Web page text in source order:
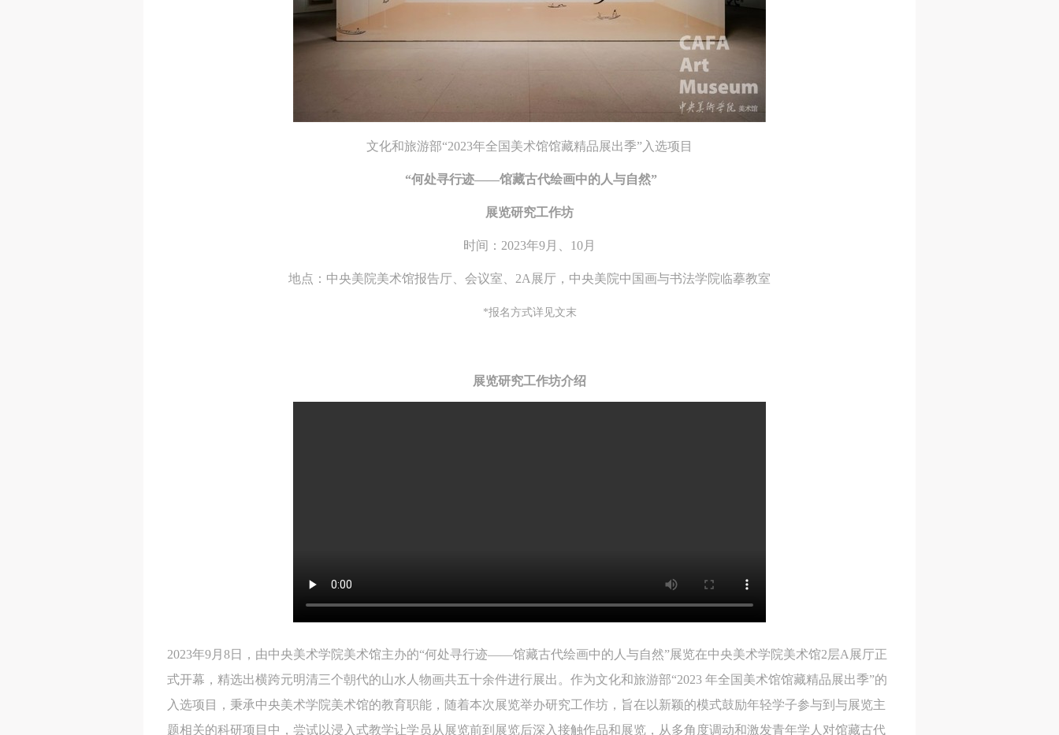
文化和旅游部“2023年全国美术馆馆藏精品展出季”入选项目
“何处寻行迹——馆藏古代绘画中的人与自然”
展览研究工作坊
时间：2023年9月、10月
地点：中央美院美术馆报告厅、会议室、2A展厅，中央美院中国画与书法学院临摹教室
*报名方式详见文末
展览研究工作坊介绍
2023年9月8日，由中央美术学院美术馆主办的“何处寻行迹——馆藏古代绘画中的人与自然”展览在中央美术学院美术馆2层A展厅正
式开幕，精选出横跨元明清三个朝代的山水人物画共五十余件进行展出。作为文化和旅游部“2023 年全国美术馆馆藏精品展出季”的
入选项目，秉承中央美术学院美术馆的教育职能，随着本次展览举办研究工作坊，旨在以新颖的模式鼓励年轻学子参与到与展览主
题相关的科研项目中，尝试以浸入式教学让学员从展览前到展览后深入接触作品和展览，从多角度调动和激发青年学人对馆藏古代